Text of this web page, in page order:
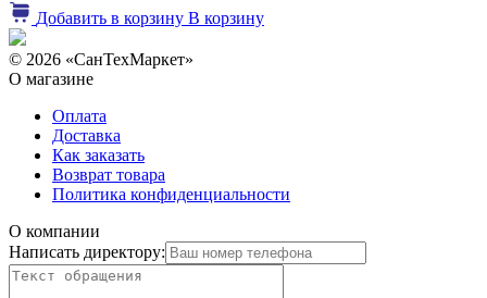
Добавить в корзину В корзину
© 2026 «СанТехМаркет»
О магазине
Оплата
Доставка
Как заказать
Возврат товара
Политика конфиденциальности
О компании
Написать директору: